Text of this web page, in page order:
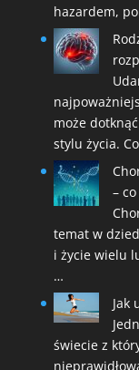
hazardem,
może
stylu życia.
–
temat w
i życie wielu
…
Jak
świecie z